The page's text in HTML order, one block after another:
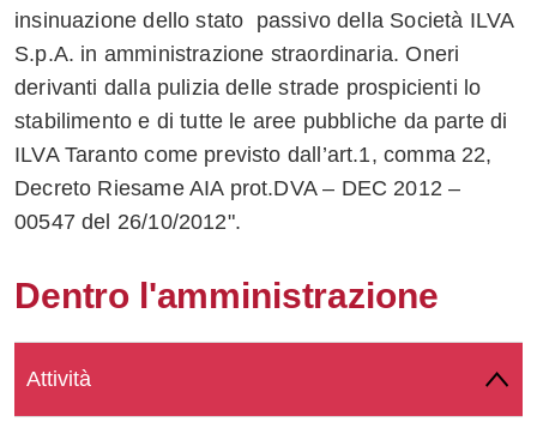
Twitter
su
Facebook
Condividi
su
Whatsapp
insinuazione dello stato passivo della Società ILVA
S.p.A. in amministrazione straordinaria. Oneri
derivanti dalla pulizia delle strade prospicienti lo
stabilimento e di tutte le aree pubbliche da parte di
ILVA Taranto come previsto dall’art.1, comma 22,
Decreto Riesame AIA prot.DVA – DEC 2012 –
00547 del 26/10/2012".
Dentro l'amministrazione
Attività